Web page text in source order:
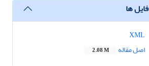
فایل ها
اصل مقاله
2.08 M